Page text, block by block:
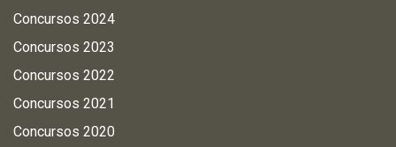
Concursos 2024
Concursos 2023
Concursos 2022
Concursos 2021
Concursos 2020